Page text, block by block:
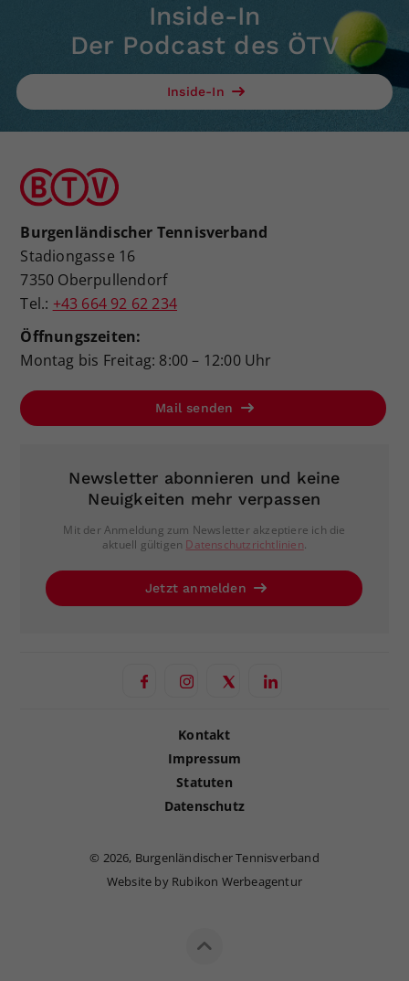
Inside-In
Der Podcast des ÖTV
Inside-In
Burgenländischer Tennisverband
Stadiongasse 16
7350 Oberpullendorf
Tel.: +43 664 92 62 234
Öffnungszeiten:
Montag bis Freitag: 8:00 – 12:00 Uhr
Mail senden
Newsletter abonnieren und keine
Neuigkeiten mehr verpassen
Mit der Anmeldung zum Newsletter akzeptiere ich die
aktuell gültigen Datenschutzrichtlinien.
Jetzt anmelden
Kontakt
Impressum
Statuten
Datenschutz
© 2026, Burgenländischer Tennisverband
Website by Rubikon Werbeagentur